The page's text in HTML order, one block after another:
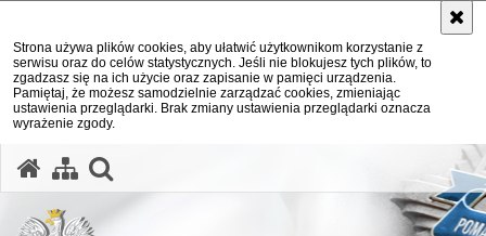
Strona używa plików cookies, aby ułatwić użytkownikom korzystanie z
serwisu oraz do celów statystycznych. Jeśli nie blokujesz tych plików, to
zgadzasz się na ich użycie oraz zapisanie w pamięci urządzenia.
Pamiętaj, że możesz samodzielnie zarządzać cookies, zmieniając
ustawienia przeglądarki. Brak zmiany ustawienia przeglądarki oznacza
wyrażenie zgody.